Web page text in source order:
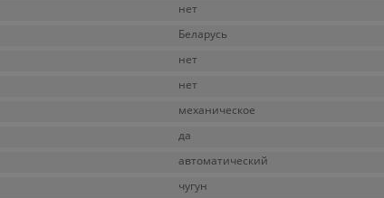
нет
Беларусь
нет
нет
механическое
да
автоматический
чугун